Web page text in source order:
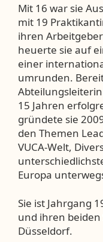
Mit 16 war sie
mit 19
ihren
heuerte sie auf
einer
umrunden.
15 Jahren
gründete sie
den Themen
VUCA-Welt,
Europa
Sie ist Jahrgang
und ihren
Düsseldorf.